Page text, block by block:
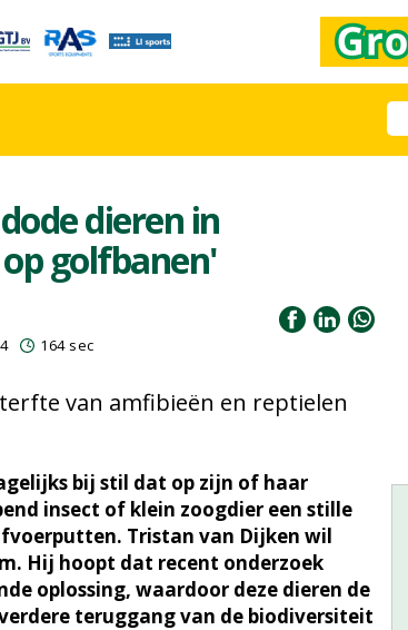
dieren in
golfbanen'
164 sec
van amfibieën en reptielen
bij stil dat op zijn of haar
insect of klein zoogdier een stille
Tristan van Dijken wil
Hij hoopt dat recent onderzoek
oplossing, waardoor deze dieren de
teruggang van de biodiversiteit